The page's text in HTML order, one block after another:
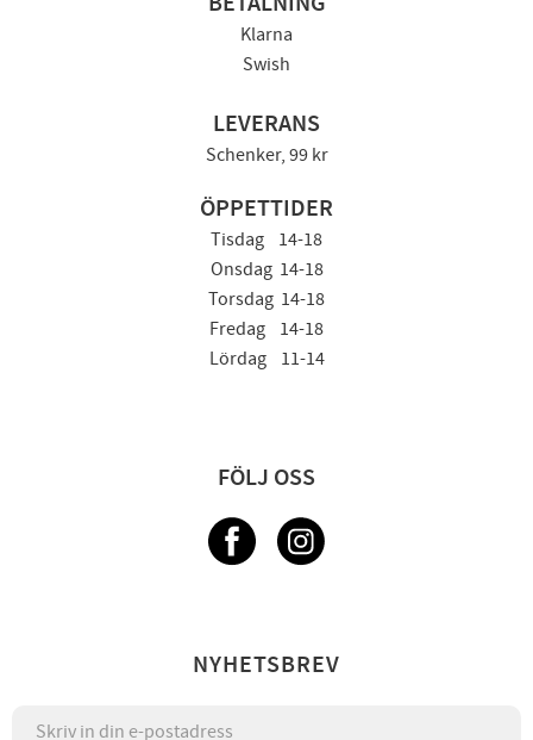
Klarna
Swish
LEVERANS
Schenker, 99 kr
ÖPPETTIDER
Tisdag 14-18
Onsdag 14-18
Torsdag 14-18
Fredag 14-18
Lördag 11-14
FÖLJ OSS
NYHETSBREV